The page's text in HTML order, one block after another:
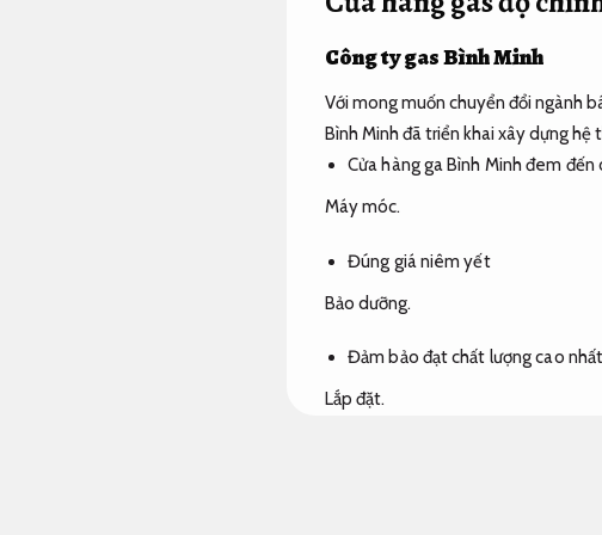
Công ty gas Bình Minh
Với mong muốn chuyển đổi ngành
Bình Minh đã triển khai xây dựng hệ
Cửa hàng ga Bình Minh đem
Máy móc.
Đúng giá niêm yết
Bảo dưỡng.
Đảm bảo đạt chất lượng cao
Lắp đặt.